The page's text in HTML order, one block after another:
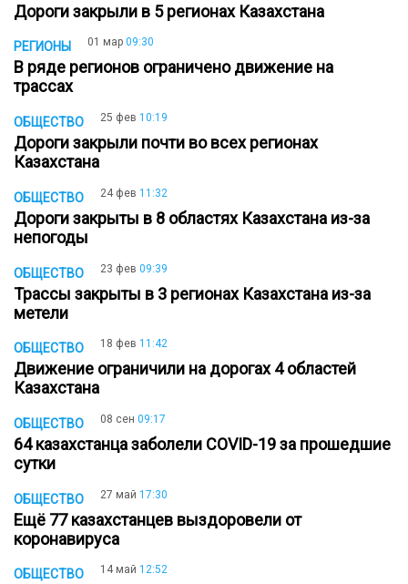
Дороги закрыли в 5 регионах Казахстана
РЕГИОНЫ 01 мар 09:30
В ряде регионов ограничено движение на
трассах
ОБЩЕСТВО 25 фев 10:19
Дороги закрыли почти во всех регионах
Казахстана
ОБЩЕСТВО 24 фев 11:32
Дороги закрыты в 8 областях Казахстана из-за
непогоды
ОБЩЕСТВО 23 фев 09:39
Трассы закрыты в 3 регионах Казахстана из-за
метели
ОБЩЕСТВО 18 фев 11:42
Движение ограничили на дорогах 4 областей
Казахстана
ОБЩЕСТВО 08 сен 09:17
64 казахстанца заболели COVID-19 за прошедшие
сутки
ОБЩЕСТВО 27 май 17:30
Ещё 77 казахстанцев выздоровели от
коронавируса
ОБЩЕСТВО 14 май 12:52